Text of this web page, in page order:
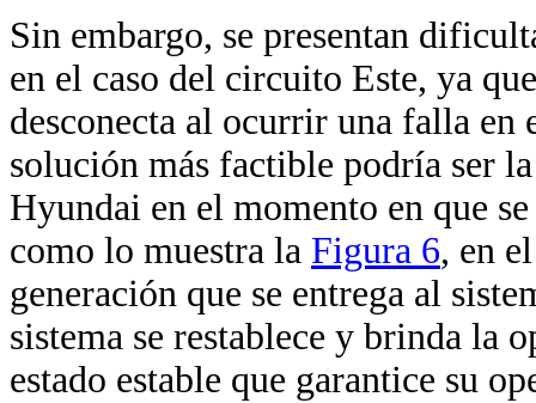
Sin embargo, se presentan
en el caso del circuito Este, ya
desconecta al ocurrir una falla
solución más factible podría ser
Hyundai en el momento en que
como lo muestra la Figura 6, en
generación que se entrega al
sistema se restablece y brinda la
estado estable que garantice su